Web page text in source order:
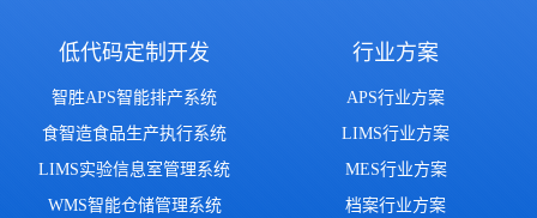
低代码定制开发
智胜APS智能排产系统
食智造食品生产执行系统
LIMS实验信息室管理系统
WMS智能仓储管理系统
行业方案
APS行业方案
LIMS行业方案
MES行业方案
档案行业方案